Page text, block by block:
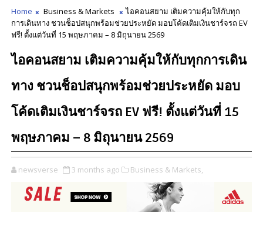
Home Business & Markets
ไอคอนสยาม เติมความคุ้มให้กับทุก
การเดินทาง ชวนช็อปสนุกพร้อมช่วยประหยัด มอบโค้ดเติมเงินชาร์จรถ EV
ฟรี! ตั้งแต่วันที่ 15 พฤษภาคม – 8 มิถุนายน 2569
ไอคอนสยาม เติมความคุ้มให้กับทุกการเดิน
ทาง ชวนช็อปสนุกพร้อมช่วยประหยัด มอบ
โค้ดเติมเงินชาร์จรถ EV ฟรี! ตั้งแต่วันที่ 15
พฤษภาคม – 8 มิถุนายน 2569
newsverse 3 months ago Business & Markets,